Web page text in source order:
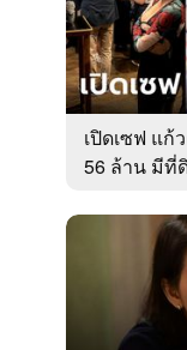
เปิดเซฟ แ
56 ล้าน มีที่